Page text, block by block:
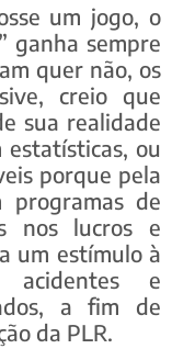
um jogo, o
ganha sempre
quer não, os
creio que
sua realidade
ou
porque pela
programas de
nos lucros e
um estímulo à
acidentes e
a fim de
da PLR.